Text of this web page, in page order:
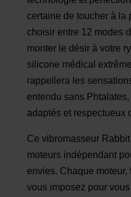
certaine de toucher à la
choisir entre 12 modes
monter le désir à votre
silicone médical
rappellera les
entendu sans
adaptés et respectueux
Ce vibromasseur
moteurs indépendant
envies. Chaque
vous imposez pour